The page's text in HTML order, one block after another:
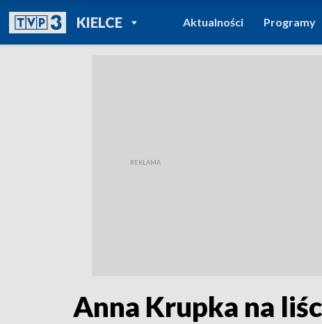
KIELCEPOWRÓT DO
TVP REGIONY
Aktualności Programy
Anna Krupka na